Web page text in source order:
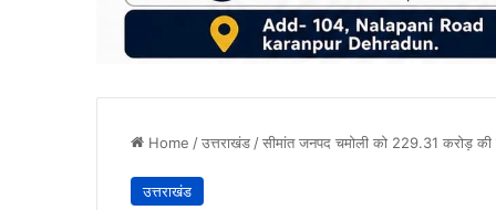
Home /उत्तराखंड/सीमांत जनपद चमोली को 229.31 करोड़ की
उत्तराखंड